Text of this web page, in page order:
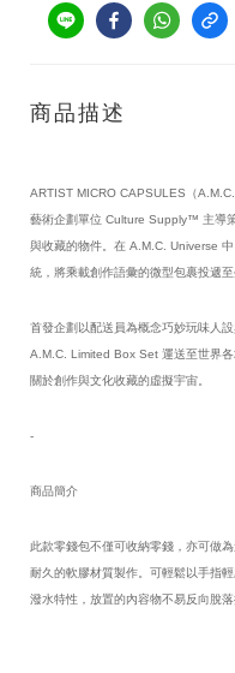
商品描述
ARTIST MICRO CAPSULES（
藝術企劃單位 Culture Supply™ 主導
與收藏的物件。在 A.M.C. Universe
統，將乘載創作語彙的微型包裹投遞
首發企劃以配送員為概念巧妙玩味人
A.M.C. Limited Box Set 運送至世界
關於創作與文化收藏的虛擬宇宙。
-
商品簡介
此款零錢包不僅可收納零錢，亦可做
耐久的軟膠材質製作。可輕鬆以手指
潑水特性，放置的內容物不易反向脫